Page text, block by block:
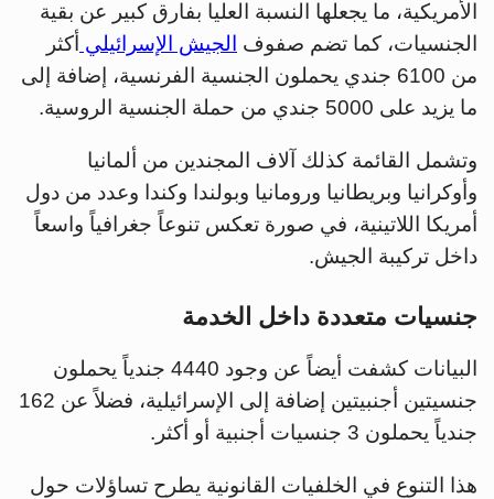
الأمريكية، ما يجعلها النسبة العليا بفارق كبير عن بقية
الجنسيات، كما تضم صفوف
الجيش الإسرائيلي أكثر
من 6100 جندي يحملون الجنسية الفرنسية، إضافة إلى
ما يزيد على 5000 جندي من حملة الجنسية الروسية.
وتشمل القائمة كذلك آلاف المجندين من ألمانيا
وأوكرانيا وبريطانيا ورومانيا وبولندا وكندا وعدد من دول
أمريكا اللاتينية، في صورة تعكس تنوعاً جغرافياً واسعاً
داخل تركيبة الجيش.
جنسيات متعددة داخل الخدمة
البيانات كشفت أيضاً عن وجود 4440 جندياً يحملون
جنسيتين أجنبيتين إضافة إلى الإسرائيلية، فضلاً عن 162
جندياً يحملون 3 جنسيات أجنبية أو أكثر.
هذا التنوع في الخلفيات القانونية يطرح تساؤلات حول